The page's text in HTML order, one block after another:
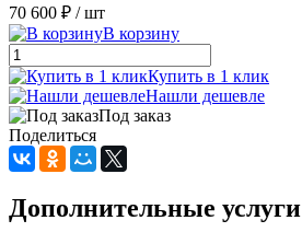
70 600 ₽ / шт
В корзину
Купить в 1 клик
Нашли дешевле
Под заказ
Поделиться
Дополнительные услуги